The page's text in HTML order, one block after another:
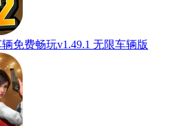
免费畅玩v1.49.1 无限车辆版